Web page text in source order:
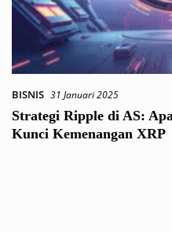
BISNIS 31 Januari 2025
Strategi Ripple di AS:
Kunci Kemenangan XRP